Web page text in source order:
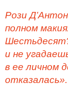
Рози
полном
и не
в ее личном
отказалась».